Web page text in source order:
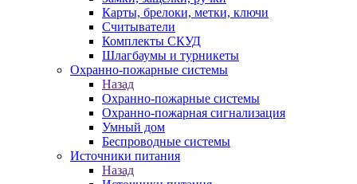
Карты, брелоки, метки, ключи
Считыватели
Комплекты СКУД
Шлагбаумы и турникеты
Охранно-пожарные системы
Назад
Охранно-пожарные системы
Охранно-пожарная сигнализация
Умный дом
Беспроводные системы
Источники питания
Назад